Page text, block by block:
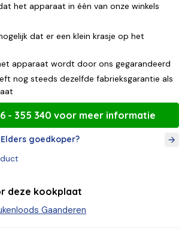
het apparaat in één van onze winkels
dat er een klein krasje op het
apparaat wordt door ons gegarandeerd
nog steeds dezelfde fabrieksgarantie als
- 355 340 voor meer informatie
Elders goedkoper?
deze kookplaat
Gaanderen